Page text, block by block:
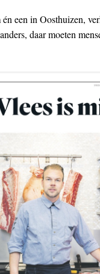
een in Oosthuizen,
daar moeten